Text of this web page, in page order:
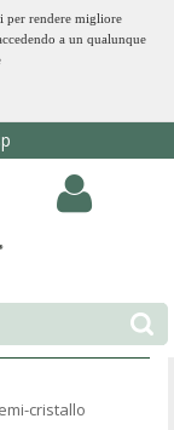
per rendere migliore
a un qualunque
cristallo